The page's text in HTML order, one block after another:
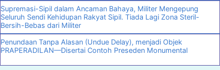
Supremasi-Sipil dalam Ancaman Bahaya, Militer Mengepung
Seluruh Sendi Kehidupan Rakyat Sipil. Tiada Lagi Zona Steril-
Bersih-Bebas dari Militer
Penundaan Tanpa Alasan (Undue Delay), menjadi Objek
PRAPERADILAN—Disertai Contoh Preseden Monumental